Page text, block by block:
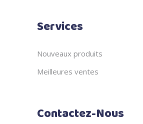
Services
Nouveaux produits
Meilleures ventes
Contactez-Nous